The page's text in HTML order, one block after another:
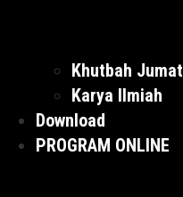
Khutbah Jumat
Karya Ilmiah
Download
PROGRAM ONLINE